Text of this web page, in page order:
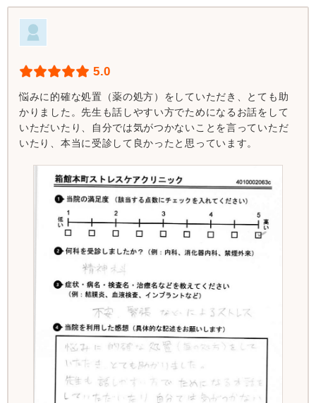
5.0
悩みに的確な処置（薬の処方）をしていただき、とても助
かりました。先生も話しやすい方でためになるお話をして
いただいたり、自分では気がつかないことを言っていただ
いたり、本当に受診して良かったと思っています。